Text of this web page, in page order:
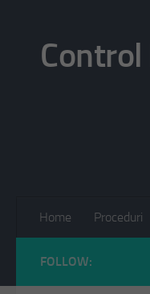
Home Proceduri
FOLLOW: